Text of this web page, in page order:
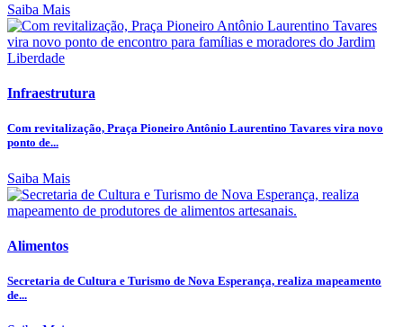
Saiba Mais
Infraestrutura
Com revitalização, Praça Pioneiro Antônio Laurentino Tavares vira novo
ponto de...
Saiba Mais
Alimentos
Secretaria de Cultura e Turismo de Nova Esperança, realiza mapeamento
de...